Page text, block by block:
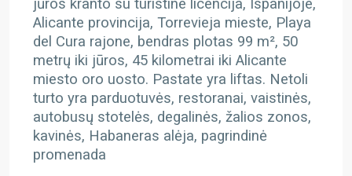
jūros kranto su turistine licencija, Ispanijoje,
Alicante provincija, Torrevieja mieste, Playa
del Cura rajone, bendras plotas 99 m², 50
metrų iki jūros, 45 kilometrai iki Alicante
miesto oro uosto. Pastate yra liftas. Netoli
turto yra parduotuvės, restoranai, vaistinės,
autobusų stotelės, degalinės, žalios zonos,
kavinės, Habaneras alėja, pagrindinė
promenada